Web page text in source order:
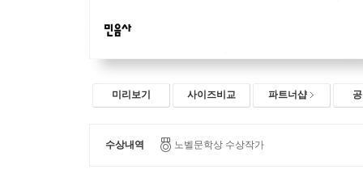
미리보기 사이즈비교 파트너샵
수상내역 노벨문학상 수상작가